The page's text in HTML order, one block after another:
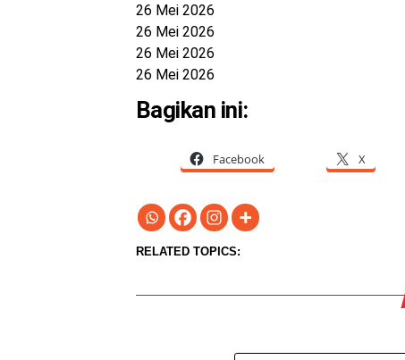
26 Mei 2026
26 Mei 2026
26 Mei 2026
26 Mei 2026
Bagikan ini:
Facebook X
RELATED TOPICS: